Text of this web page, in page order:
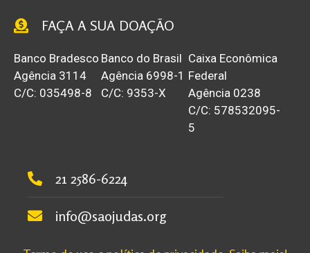
FAÇA A SUA DOAÇÃO
Banco Bradesco
Agência 3114
C/C: 035498-8
Banco do Brasil
Agência 6998-1
C/C: 9353-X
Caixa Econômica
Federal
Agência 0238
C/C: 578532095-
5
21 2586-6224
info@saojudas.org